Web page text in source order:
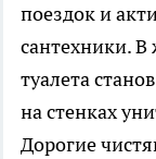
поездок и
сантехники.
туалета
на стенках
Дорогие